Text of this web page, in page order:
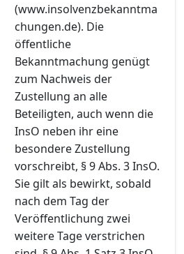
(www.insolvenzbekanntma
chungen.de). Die
öffentliche
Bekanntmachung genügt
zum Nachweis der
Zustellung an alle
Beteiligten, auch wenn die
InsO neben ihr eine
besondere Zustellung
vorschreibt, § 9 Abs. 3 InsO.
Sie gilt als bewirkt, sobald
nach dem Tag der
Veröffentlichung zwei
weitere Tage verstrichen